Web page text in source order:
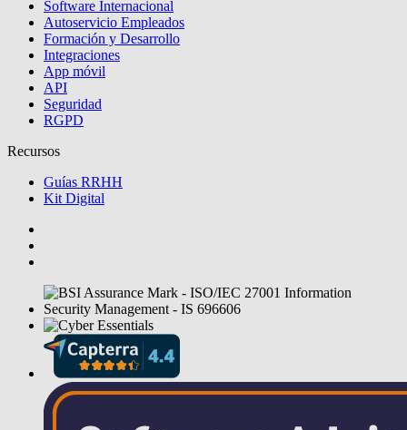
Software Internacional
Autoservicio Empleados
Formación y Desarrollo
Integraciones
App móvil
API
Seguridad
RGPD
Recursos
Guías RRHH
Kit Digital